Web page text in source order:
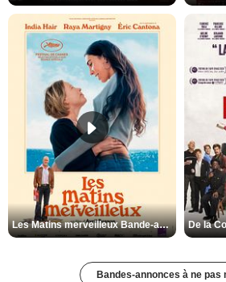
Les Matins merveilleux Bande-annonce VF
Bandes-annonces à ne pas